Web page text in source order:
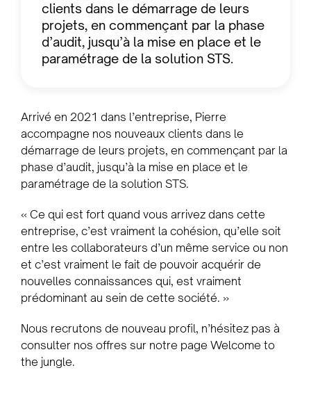
clients dans le démarrage de leurs
projets, en commençant par la phase
d’audit, jusqu’à la mise en place et le
paramétrage de la solution STS.
Arrivé en 2021 dans l’entreprise, Pierre
accompagne nos nouveaux clients dans le
démarrage de leurs projets, en commençant par la
phase d’audit, jusqu’à la mise en place et le
paramétrage de la solution STS.
« Ce qui est fort quand vous arrivez dans cette
entreprise, c’est vraiment la cohésion, qu’elle soit
entre les collaborateurs d’un même service ou non
et c’est vraiment le fait de pouvoir acquérir de
nouvelles connaissances qui, est vraiment
prédominant au sein de cette société. »
Nous recrutons de nouveau profil, n’hésitez pas à
consulter nos offres sur notre page Welcome to
the jungle.